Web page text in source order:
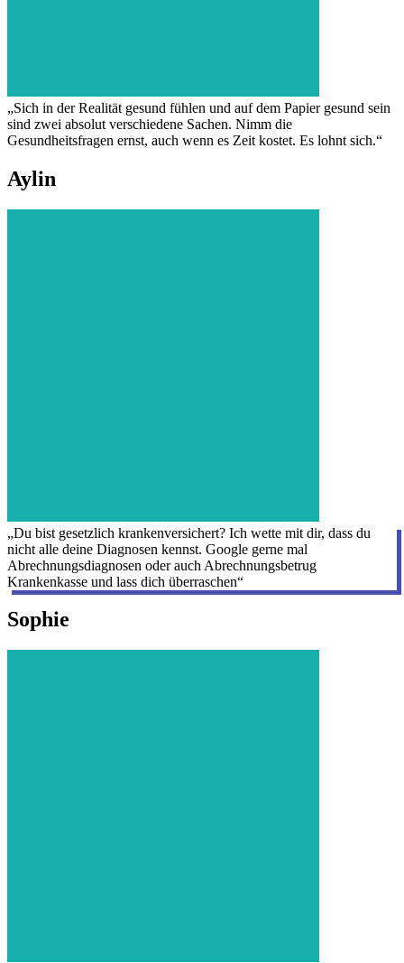
„Sich in der Realität gesund fühlen und auf dem Papier gesund sein
sind zwei absolut verschiedene Sachen. Nimm die
Gesundheitsfragen ernst, auch wenn es Zeit kostet. Es lohnt sich.“
Aylin
„Du bist gesetzlich krankenversichert? Ich wette mit dir, dass du
nicht alle deine Diagnosen kennst. Google gerne mal
Abrechnungsdiagnosen oder auch Abrechnungsbetrug
Krankenkasse und lass dich überraschen“
Sophie